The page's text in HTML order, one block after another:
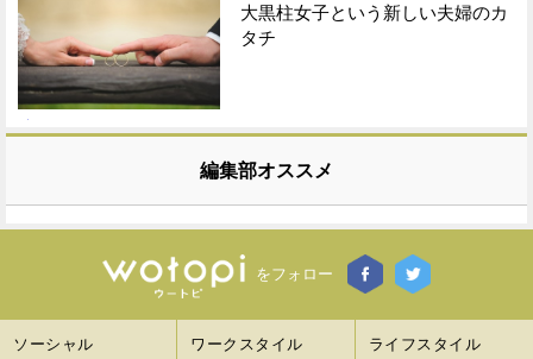
大黒柱女子という新しい夫婦のカ
タチ
編集部オススメ
をフォロー
ソーシャル ワークスタイル ライフスタイル